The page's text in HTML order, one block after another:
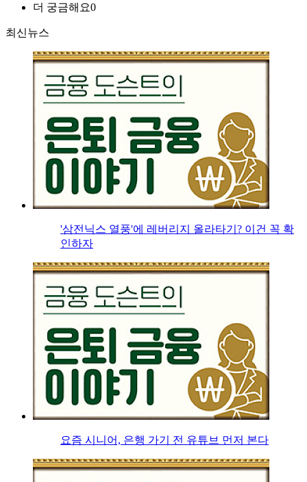
더 궁금해요0
최신뉴스
'삼전닉스 열풍'에 레버리지 올라타기? 이건 꼭 확
인하자
요즘 시니어, 은행 가기 전 유튜브 먼저 본다